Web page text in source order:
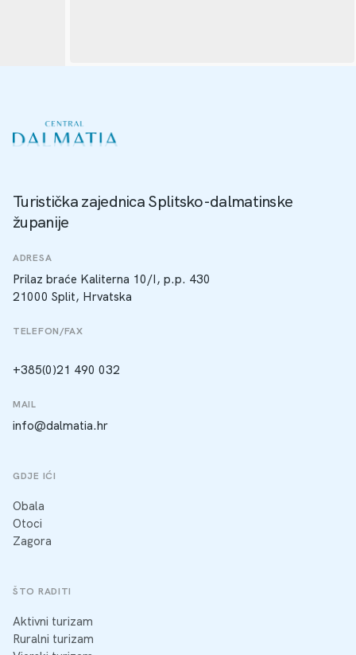
Turistička zajednica Splitsko-dalmatinske
županije
ADRESA
Prilaz braće Kaliterna 10/I, p.p. 430
21000 Split, Hrvatska
TELEFON/FAX
+385(0)21 490 032
MAIL
info@dalmatia.hr
GDJE IĆI
Obala
Otoci
Zagora
ŠTO RADITI
Aktivni turizam
Ruralni turizam